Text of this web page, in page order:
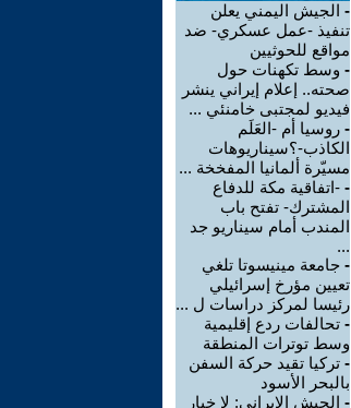
- الجيش اليمني يعلن
تنفيذ -عمل عسكري- ضد
مواقع للحوثيين
- وسط تكهنات حول
صحته.. إعلام إيراني ينشر
فيديو لمجتبى خامنئي ...
- روسيا أم -العَلَم
الكاذب-؟سيناريوهات
مسيّرة ألمانيا المفخخة ...
- -اتفاقية مكة للدفاع
المشترك- تفتح باب
المندب أمام سيناريو جد
...
- جامعة مينيسوتا تلغي
تعيين مؤرخ إسرائيلي
رئيسا لمركز دراسات ل ...
- تحالفات ردع إقليمية
وسط توترات المنطقة
- تركيا تقيد حركة السفن
بالبحر الأسود
- الجيش الإيراني: لا خيار